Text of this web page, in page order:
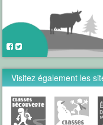
Visitez également les